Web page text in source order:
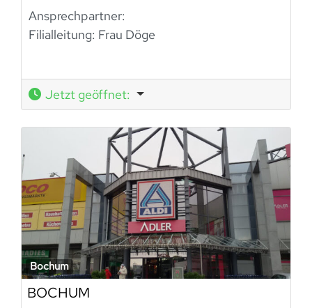
Ansprechpartner:
Filialleitung: Frau Döge
Jetzt geöffnet:
Bochum
BOCHUM